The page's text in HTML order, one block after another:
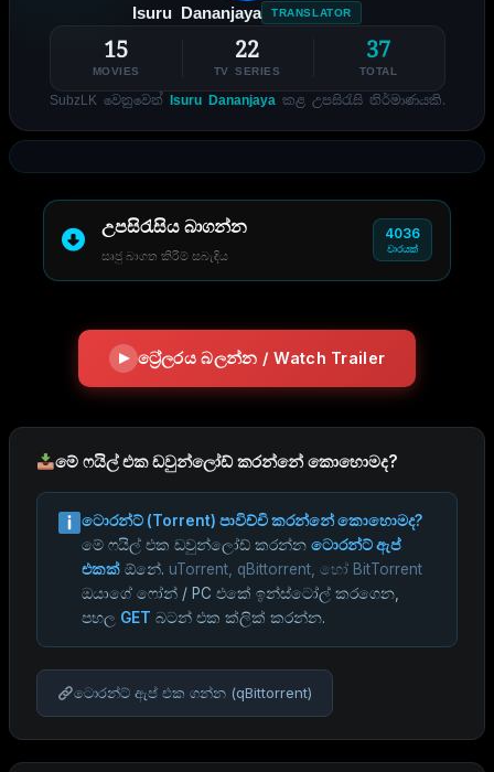
Isuru Dananjaya TRANSLATOR
15
MOVIES
22
TV SERIES
37
TOTAL
SubzLK වෙනුවෙන් Isuru Dananjayaකළ උපසිරැසි නිර්මාණයකි.
උපසිරැසිය බාගන්න
සෘජු බාගත කිරීම් සබැඳිය
4036
වාරයක්
ට්‍රේලරය බලන්න / Watch Trailer
මේ ෆයිල් එක ඩවුන්ලෝඩ් කරන්නේ කොහොමද?
ටොරන්ට් (Torrent) පාවිච්චි කරන්නේ කොහොමද?
මේ ෆයිල් එක ඩවුන්ලෝඩ් කරන්නටොරන්ට් ඇප්
එකක් ඕනේ. uTorrent, qBittorrent, හෝ BitTorrent
ඔයාගේ ෆෝන් / PC එකේ ඉන්ස්ටෝල් කරගෙන,
පහල GET බටන් එක ක්ලික් කරන්න.
ටොරන්ට් ඇප් එක ගන්න (qBittorrent)